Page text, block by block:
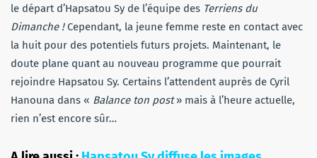
le départ d’Hapsatou Sy de l’équipe des Terriens du
Dimanche !Cependant, la jeune femme reste en contact avec
la huit pour des potentiels futurs projets. Maintenant, le
doute plane quant au nouveau programme que pourrait
rejoindre Hapsatou Sy. Certains l’attendent auprès de Cyril
Hanouna dans « Balance ton post» mais à l’heure actuelle,
rien n’est encore sûr…